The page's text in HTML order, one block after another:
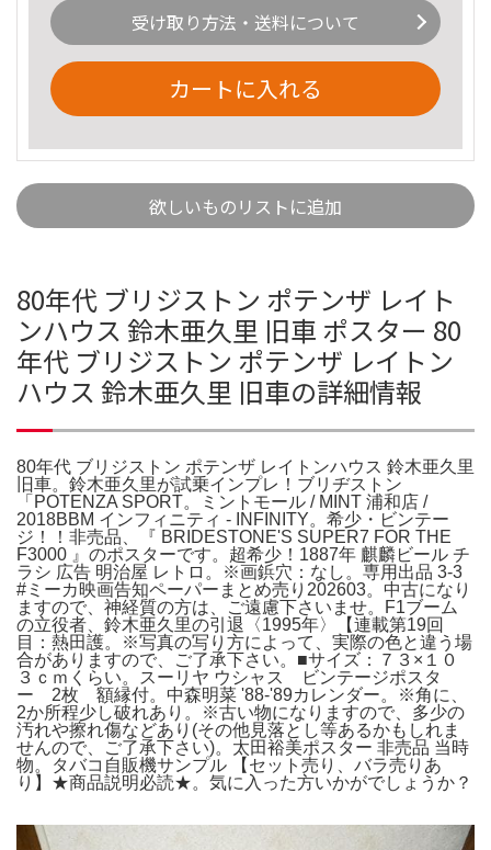
受け取り方法・送料について
カートに入れる
欲しいものリストに追加
80年代 ブリジストン ポテンザ レイト
ンハウス 鈴木亜久里 旧車 ポスター 80
年代 ブリジストン ポテンザ レイトン
ハウス 鈴木亜久里 旧車の詳細情報
80年代 ブリジストン ポテンザ レイトンハウス 鈴木亜久里
旧車。鈴木亜久里が試乗インプレ！ブリヂストン
「POTENZA SPORT。ミントモール / MINT 浦和店 /
2018BBM インフィニティ - INFINITY。希少・ビンテー
ジ！！非売品、『 BRIDESTONE'S SUPER7 FOR THE
F3000 』のポスターです。超希少！1887年 麒麟ビール チ
ラシ 広告 明治屋 レトロ。※画鋲穴：なし。専用出品 3-3
#ミーカ映画告知ペーパーまとめ売り202603。中古になり
ますので、神経質の方は、ご遠慮下さいませ。F1ブーム
の立役者、鈴木亜久里の引退〈1995年〉【連載第19回
目：熱田護。※写真の写り方によって、実際の色と違う場
合がありますので、ご了承下さい。■サイズ：７３×１０
３ｃｍくらい。スーリヤ ウシャス ビンテージポスタ
ー 2枚 額縁付。中森明菜 '88-'89カレンダー。※角に、
2か所程少し破れあり。※古い物になりますので、多少の
汚れや擦れ傷などあり(その他見落とし等あるかもしれま
せんので、ご了承下さい)。太田裕美ポスター 非売品 当時
物。タバコ自販機サンプル 【セット売り、バラ売りあ
り】★商品説明必読★。気に入った方いかがでしょうか？